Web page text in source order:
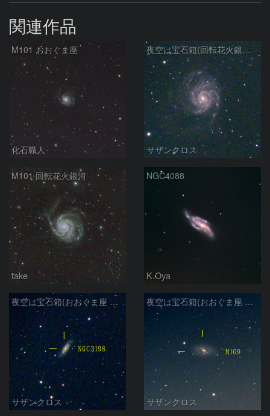
関連作品
M101 おおぐま座
化石職人
夜空は宝石箱(回転花火銀河 M101) Seestar50
サザンクロス
M101 回転花火銀河
take
NGC4088
K.Oya
夜空は宝石箱(おおぐま座 NGC3198) Seestar50
サザンクロス
夜空は宝石箱(おおぐま座 M109) Seestar50
サザンクロス